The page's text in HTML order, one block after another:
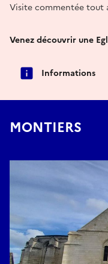
Visite commentée tout
Venez découvrir une
Informations
MONTIERS